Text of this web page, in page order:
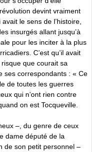
devint vraiment
le sens de l’histoire,
insurgés allant jusqu’à
pour les inciter à la plus
C’est qu’il avait
que courait sa
ses correspondants : « Ce
de toutes les guerres
qui n’ont rien contre
on est Tocqueville.
–, du genre de ceux
dame député de la
de son petit personnel –